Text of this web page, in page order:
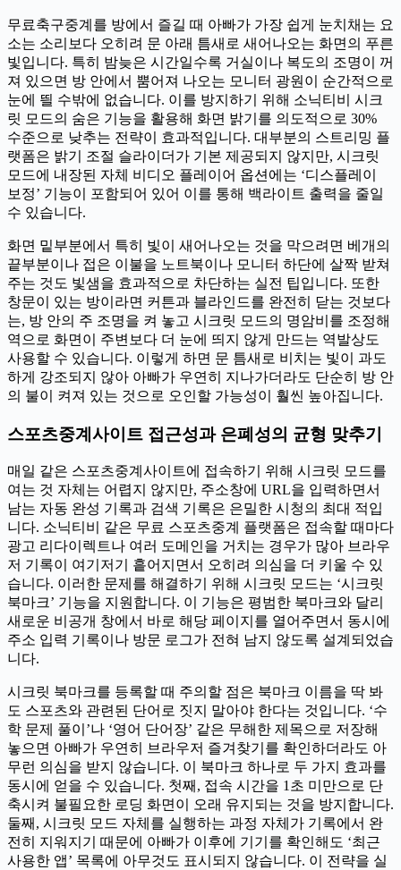
무료축구중계를 방에서 즐길 때 아빠가 가장 쉽게 눈치채는 요
소는 소리보다 오히려 문 아래 틈새로 새어나오는 화면의 푸른
빛입니다. 특히 밤늦은 시간일수록 거실이나 복도의 조명이 꺼
져 있으면 방 안에서 뿜어져 나오는 모니터 광원이 순간적으로
눈에 띌 수밖에 없습니다. 이를 방지하기 위해 소닉티비 시크
릿 모드의 숨은 기능을 활용해 화면 밝기를 의도적으로 30%
수준으로 낮추는 전략이 효과적입니다. 대부분의 스트리밍 플
랫폼은 밝기 조절 슬라이더가 기본 제공되지 않지만, 시크릿
모드에 내장된 자체 비디오 플레이어 옵션에는 ‘디스플레이
보정’ 기능이 포함되어 있어 이를 통해 백라이트 출력을 줄일
수 있습니다.
화면 밑부분에서 특히 빛이 새어나오는 것을 막으려면 베개의
끝부분이나 접은 이불을 노트북이나 모니터 하단에 살짝 받쳐
주는 것도 빛샘을 효과적으로 차단하는 실전 팁입니다. 또한
창문이 있는 방이라면 커튼과 블라인드를 완전히 닫는 것보다
는, 방 안의 주 조명을 켜 놓고 시크릿 모드의 명암비를 조정해
역으로 화면이 주변보다 더 눈에 띄지 않게 만드는 역발상도
사용할 수 있습니다. 이렇게 하면 문 틈새로 비치는 빛이 과도
하게 강조되지 않아 아빠가 우연히 지나가더라도 단순히 방 안
의 불이 켜져 있는 것으로 오인할 가능성이 훨씬 높아집니다.
스포츠중계사이트 접근성과 은폐성의 균형 맞추기
매일 같은 스포츠중계사이트에 접속하기 위해 시크릿 모드를
여는 것 자체는 어렵지 않지만, 주소창에 URL을 입력하면서
남는 자동 완성 기록과 검색 기록은 은밀한 시청의 최대 적입
니다. 소닉티비 같은 무료 스포츠중계 플랫폼은 접속할 때마다
광고 리다이렉트나 여러 도메인을 거치는 경우가 많아 브라우
저 기록이 여기저기 흩어지면서 오히려 의심을 더 키울 수 있
습니다. 이러한 문제를 해결하기 위해 시크릿 모드는 ‘시크릿
북마크’ 기능을 지원합니다. 이 기능은 평범한 북마크와 달리
새로운 비공개 창에서 바로 해당 페이지를 열어주면서 동시에
주소 입력 기록이나 방문 로그가 전혀 남지 않도록 설계되었습
니다.
시크릿 북마크를 등록할 때 주의할 점은 북마크 이름을 딱 봐
도 스포츠와 관련된 단어로 짓지 말아야 한다는 것입니다. ‘수
학 문제 풀이’나 ‘영어 단어장’ 같은 무해한 제목으로 저장해
놓으면 아빠가 우연히 브라우저 즐겨찾기를 확인하더라도 아
무런 의심을 받지 않습니다. 이 북마크 하나로 두 가지 효과를
동시에 얻을 수 있습니다. 첫째, 접속 시간을 1초 미만으로 단
축시켜 불필요한 로딩 화면이 오래 유지되는 것을 방지합니다.
둘째, 시크릿 모드 자체를 실행하는 과정 자체가 기록에서 완
전히 지워지기 때문에 아빠가 이후에 기기를 확인해도 ‘최근
사용한 앱’ 목록에 아무것도 표시되지 않습니다. 이 전략을 실